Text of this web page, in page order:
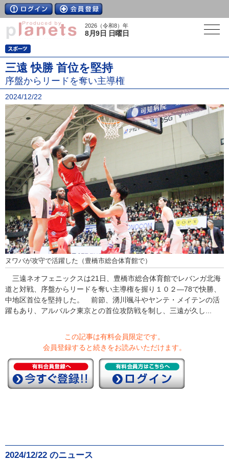
2026（令和8）年
8月9日 日曜日
三遠 快勝 首位を堅持
序盤からリードを奪い主導権
2024/12/22
ヌワバが攻守で活躍した（豊橋市総合体育館で）
三遠ネオフェニックスは21日、豊橋市総合体育館でレバンガ北海
道と対戦、序盤からリードを奪い主導権を握り１０２―78で快勝、
中地区首位を堅持した。 前節、湧川颯斗やヤンテ・メイテンの活
躍もあり、アルバルク東京との首位攻防戦を制し、三遠が久し...
この記事は有料会員限定です。
会員登録すると続きをお読みいただけます。
2024/12/22 のニュース